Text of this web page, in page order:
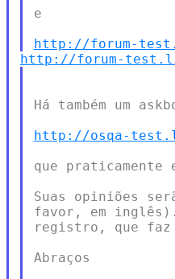
e
http://forum-
http://forum-
Há também um
http://osqa-
que
Suas opiniões
favor, em
registro, que
Abraços